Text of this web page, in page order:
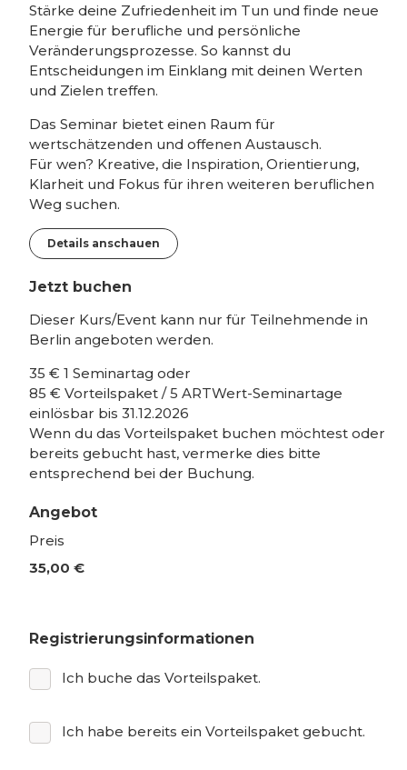
Stärke deine Zufriedenheit im Tun und finde neue
Energie für berufliche und persönliche
Veränderungsprozesse. So kannst du
Entscheidungen im Einklang mit deinen Werten
und Zielen treffen.
Das Seminar bietet einen Raum für
wertschätzenden und offenen Austausch.
Für wen? Kreative, die Inspiration, Orientierung,
Klarheit und Fokus für ihren weiteren beruflichen
Weg suchen.
Details anschauen
Jetzt buchen
Dieser Kurs/Event kann nur für Teilnehmende in
Berlin angeboten werden.
35 € 1 Seminartag oder
85 € Vorteilspaket / 5 ARTWert-Seminartage
einlösbar bis 31.12.2026
Wenn du das Vorteilspaket buchen möchtest oder
bereits gebucht hast, vermerke dies bitte
entsprechend bei der Buchung.
Angebot
Preis
35,00 €
Registrierungsinformationen
Ich buche das Vorteilspaket.
Ich habe bereits ein Vorteilspaket gebucht.